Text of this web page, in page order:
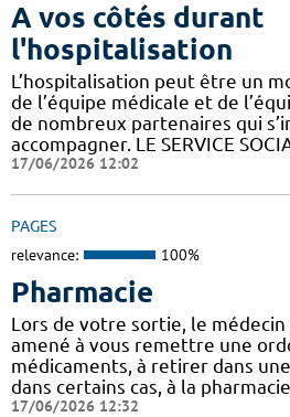
A vos côtés durant
l'hospitalisation
L’hospitalisation peut être un
de l’équipe médicale et de
de nombreux partenaires qui
accompagner. LE SERVICE
17/06/2026 12:02
PAGES
relevance: 100%
Pharmacie
Lors de votre sortie, le
amené à vous remettre une
médicaments, à retirer dans
dans certains cas, à la
17/06/2026 12:32